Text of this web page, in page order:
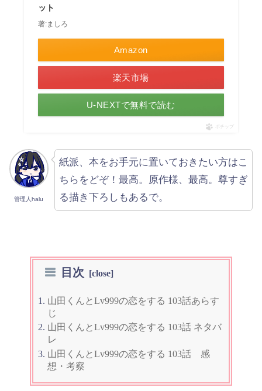
ット
著:ましろ
Amazon
楽天市場
U-NEXTで無料で読む
ポチップ
管理人halu
紙派、本をお手元に置いておきたい方はこ
ちらをどぞ！最高。原作様、最高。尊すぎ
る描き下ろしもあるで。
目次
山田くんとLv999の恋をする 103話あらす
じ
山田くんとLv999の恋をする 103話 ネタバ
レ
山田くんとLv999の恋をする 103話 感
想・考察